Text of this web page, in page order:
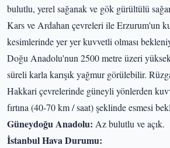
bulutlu, yerel sağanak ve gök gürültülü
Kars ve Ardahan çevreleri ile Erzurum'un
kesimlerinde yer yer kuvvetli olması
Doğu Anadolu'nun 2500 metre üzeri
süreli karla karışık yağmur görülebilir.
Hakkari çevrelerinde güneyli yönlerden
fırtına (40-70 km / saat) şeklinde esmesi
Güneydoğu Anadolu: Az bulutlu ve açık.
İstanbul Hava Durumu: